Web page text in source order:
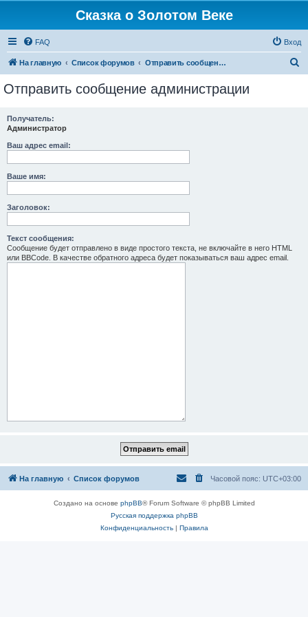
Сказка о Золотом Веке
FAQ Вход
На главную Список форумов Отправить сообщение администрации
Отправить сообщение администрации
Получатель:
Администратор
Ваш адрес email:
Ваше имя:
Заголовок:
Текст сообщения:
Сообщение будет отправлено в виде простого текста, не включайте в него HTML
или BBCode. В качестве обратного адреса будет показываться ваш адрес email.
На главную Список форумов Часовой пояс: UTC+03:00
Создано на основе phpBB® Forum Software © phpBB Limited
Русская поддержка phpBB
Конфиденциальность| Правила